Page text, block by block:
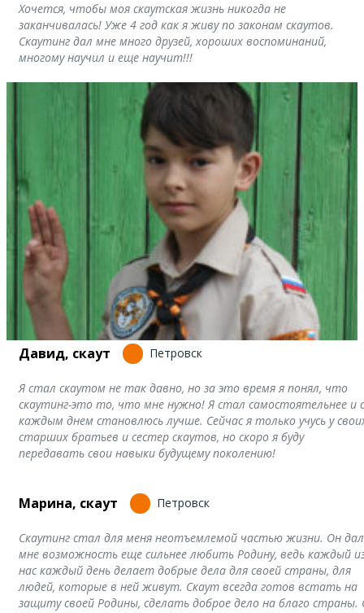
Хочется, чтобы моя скаутская жизнь никогда не
заканчивалась! Уже 4 год как я живу по законам скаутов.
Скаутинг дал мне много друзей, хороших воспоминаний,
многому научил и еще научит!!!
Давид, скаут Петровск
Я стал скаутом не так давно, но за это время я понял, что
скаутинг-это то, что мне нужно! Я стал самостоятельнее и с
каждым днем становлюсь лучше. Сейчас я только учусь у
старших братьев и сестер скаутов, но скоро я буду
передавать свои навыки будущему поколению!
Марина, скаут Петровск
Скаутинг стал для меня неотъемлемой частью жизни. Он дал
мне возможность еще сильнее любить Родину, ведь каждый
нас каждый день делает добрые дела для своей страны, для
людей, которые в ней живут. Скаут всегда готов встать на
защиту своей Родины, сделать доброе дело на благо страны.